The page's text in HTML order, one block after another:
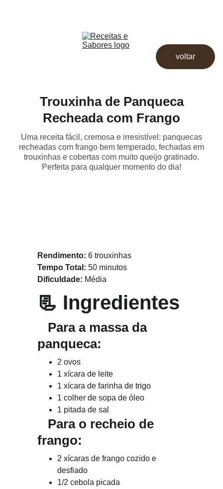
voltar
Trouxinha de Panqueca
Recheada com Frango
Uma receita fácil, cremosa e irresistível: panquecas
recheadas com frango bem temperado, fechadas em
trouxinhas e cobertas com muito queijo gratinado.
Perfeita para qualquer momento do dia!
Rendimento: 6 trouxinhas
Tempo Total: 50 minutos
Dificuldade: Média
📃 Ingredientes
panqueca:
2 ovos
1 xícara de leite
1 xícara de farinha de trigo
1 colher de sopa de óleo
1 pitada de sal
frango:
2 xícaras de frango cozido e
desfiado
1/2 cebola picada